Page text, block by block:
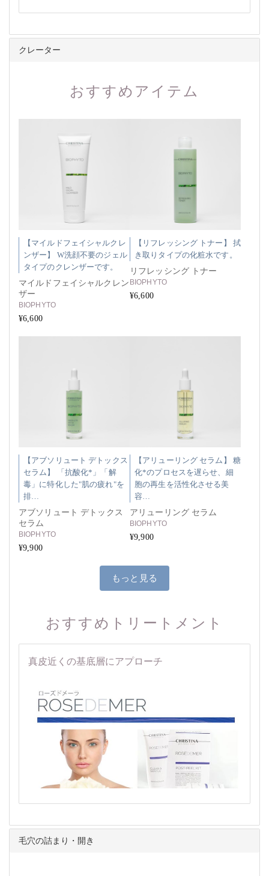
クレーター
おすすめアイテム
【マイルドフェイシャルクレ
ンザー】 W洗顔不要のジェル
タイプのクレンザーです。
マイルドフェイシャルクレン
ザー
BIOPHYTO
¥6,600
【リフレッシング トナー】 拭
き取りタイプの化粧水です。
リフレッシング トナー
BIOPHYTO
¥6,600
【アブソリュート デトックス
セラム】 「抗酸化*」「解
毒」に特化した"肌の疲れ"を
排…
アブソリュート デトックス
セラム
BIOPHYTO
¥9,900
【アリューリング セラム】 糖
化*のプロセスを遅らせ、細
胞の再生を活性化させる美
容…
アリューリング セラム
BIOPHYTO
¥9,900
もっと見る
おすすめトリートメント
真皮近くの基底層にアプローチ
毛穴の詰まり・開き